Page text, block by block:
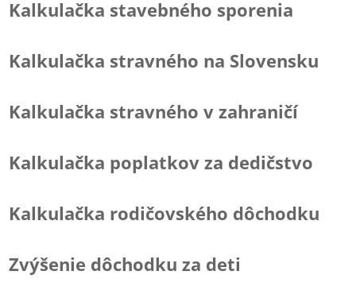
Kalkulačka stavebného sporenia
Kalkulačka stravného na Slovensku
Kalkulačka stravného v zahraničí
Kalkulačka poplatkov za dedičstvo
Kalkulačka rodičovského dôchodku
Zvýšenie dôchodku za deti